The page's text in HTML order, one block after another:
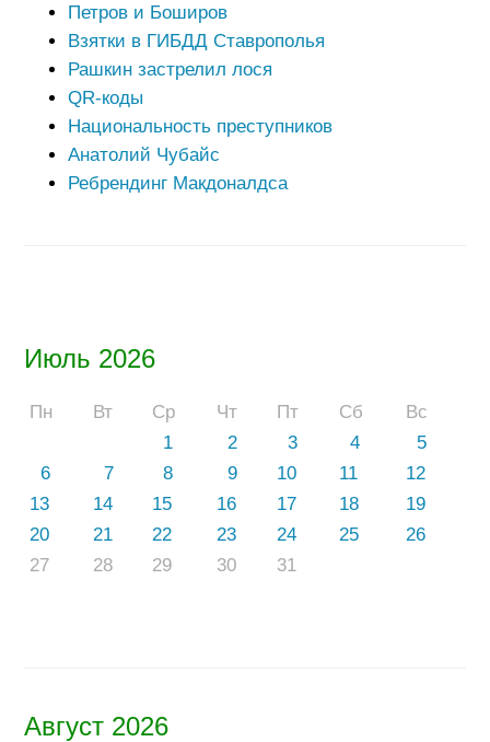
Июль 2026
Пн Вт Ср Чт Пт Сб
Вс
1
2 3 4
5
6
7 8 9 10 11
12
13
14 15 16 17 18
19
20
21 22 23 24 25
26
27
28 29 30 31
Август 2026
Петров и Боширов
Взятки в ГИБДД Ставрополья
Рашкин застрелил лося
QR-коды
Национальность преступников
Анатолий Чубайс
Ребрендинг Макдоналдса